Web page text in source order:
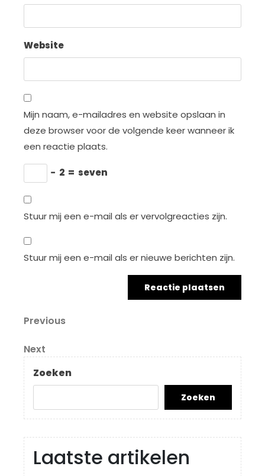
Website
Mijn naam, e-mailadres en website opslaan in
deze browser voor de volgende keer wanneer ik
een reactie plaats.
− 2 = seven
Stuur mij een e-mail als er vervolgreacties zijn.
Stuur mij een e-mail als er nieuwe berichten zijn.
Berichtnavigatie
Previous
Previous
Next
Post
Next
Zoeken
Zoeken
Laatste artikelen